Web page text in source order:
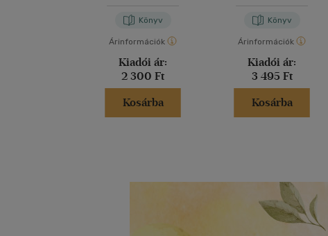
Könyv
Árinformációk
Kiadói ár:
2 300 Ft
Kosárba
Könyv
Árinformációk
Kiadói ár:
3 495 Ft
Kosárba